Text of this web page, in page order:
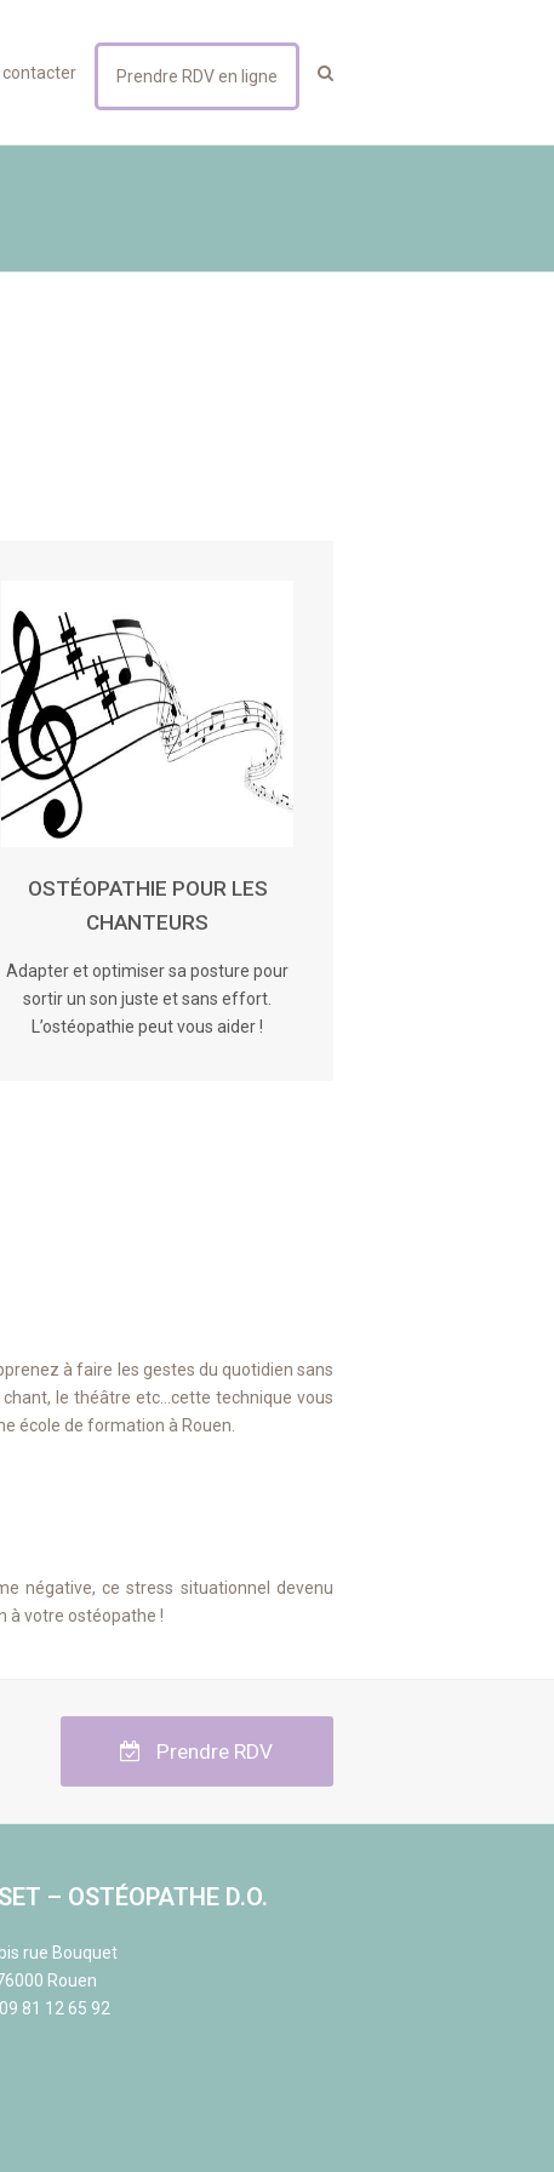
contacter Prendre RDV en ligne
OSTÉOPATHIE POUR LES
CHANTEURS
Adapter et optimiser sa posture pour
sortir un son juste et sans effort.
L’ostéopathie peut vous aider !
à faire les gestes du quotidien sans
le théâtre etc…cette technique vous
école de formation à Rouen.
négative, ce stress situationnel devenu
à votre ostéopathe !
Prendre RDV
– OSTÉOPATHE D.O.
rue Bouquet
Rouen
81 12 65 92